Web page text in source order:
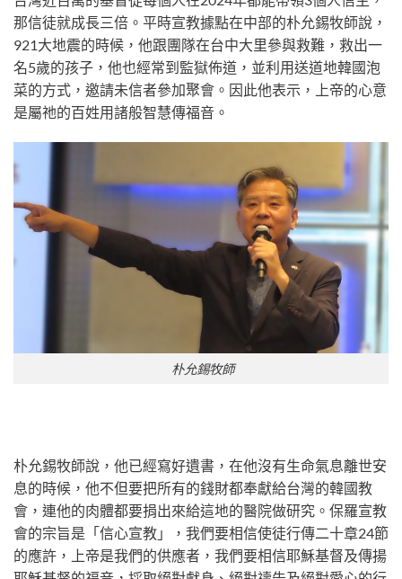
那信徒就成長三倍。平時宣教據點在中部的朴允錫牧師說，
921大地震的時候，他跟團隊在台中大里參與救難，救出一
名5歲的孩子，他也經常到監獄佈道，並利用送道地韓國泡
菜的方式，邀請未信者參加聚會。因此他表示，上帝的心意
是屬祂的百姓用諸般智慧傳福音。
​ 朴允錫牧師
朴允錫牧師說，他已經寫好遺書，在他沒有生命氣息離世安
息的時候，他不但要把所有的錢財都奉獻給台灣的韓國教
會，連他的肉體都要捐出來給這地的醫院做研究。保羅宣教
會的宗旨是「信心宣教」，我們要相信使徒行傳二十章24節
的應許，上帝是我們的供應者，我們要相信耶穌基督及傳揚